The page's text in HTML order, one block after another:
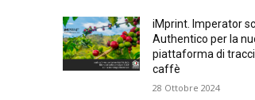
iMprint. Imperator
Authentico per la
piattaforma di
caffè
28 Ottobre 2024